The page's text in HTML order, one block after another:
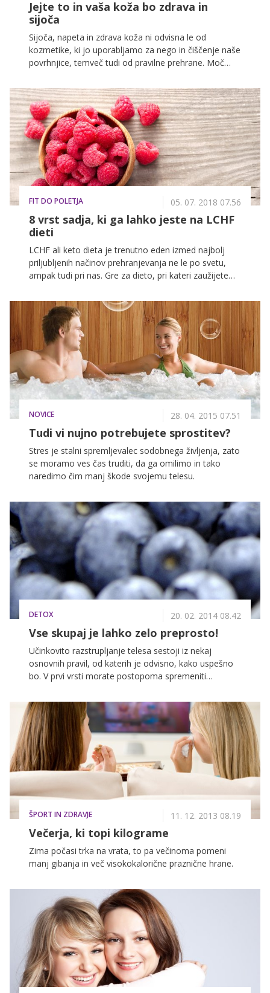
Jejte to in vaša koža bo zdrava in
sijoča
Sijoča, napeta in zdrava koža ni odvisna le od
kozmetike, ki jo uporabljamo za nego in čiščenje naše
povrhnjice, temveč tudi od pravilne prehrane. Moč
bogata z vitamini, oljnimi kislinami in hranilnimi
sestavinami. Preverite, katera živila se morajo še
večkrat znajti na vašem krožniku.
FIT DO POLETJA 05. 07. 2018 07.56
8 vrst sadja, ki ga lahko jeste na LCHF
dieti
LCHF ali keto dieta je trenutno eden izmed najbolj
priljubljenih načinov prehranjevanja ne le po svetu,
ampak tudi pri nas. Gre za dieto, pri kateri zaužijete
hidratov (skoraj nič), ki jih najdemo tudi v sadju.
Zaradi tega je večina vrst sadja prepovedana, obstaja
pa nekaj takšnih, ki si jih lih privoščite tudi, če ste na
LCHF dieti.
NOVICE 28. 04. 2015 07.51
Tudi vi nujno potrebujete sprostitev?
Stres je stalni spremljevalec sodobnega življenja, zato
se moramo ves čas truditi, da ga omilimo in tako
naredimo čim manj škode svojemu telesu.
DETOX 20. 02. 2014 08.42
Vse skupaj je lahko zelo preprosto!
Učinkovito razstrupljanje telesa sestoji iz nekaj
osnovnih pravil, od katerih je odvisno, kako uspešno
bo. V prvi vrsti morate postopoma spremeniti
industrijsko predelana živila, in zatreti slabe navade,
kot so uživanje kave, alkohola in kajenje. Namesto
tega na svoj jedilnik vključite svežo zelenjavo in sadje,
stročnice, nepredelana žita, oreščki in semena. Da bo
razstrupljanje lažje, vam ponujamo nekaj uporabnih
nasvetov ter predloge za okusen razstrupljevalni
obrok – še več slastnih jedi pa najdete v knjižici, ki je
priložena paketu 10-Days Detox.
ŠPORT IN ZDRAVJE 11. 12. 2013 08.19
Večerja, ki topi kilograme
Zima počasi trka na vrata, to pa večinoma pomeni
manj gibanja in več visokokalorične praznične hrane.